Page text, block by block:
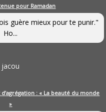
pour Ramadan
guère mieux pour te punir."
Ho...
jacou
: « La beauté du monde
»